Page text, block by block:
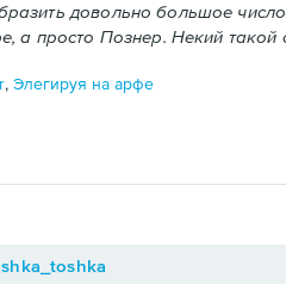
довольно большое
а просто Познер. Некий такой
,Элегируя на арфе